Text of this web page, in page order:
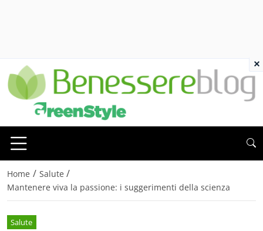
Home / Salute /
Mantenere viva la passione: i suggerimenti della scienza
Salute
×